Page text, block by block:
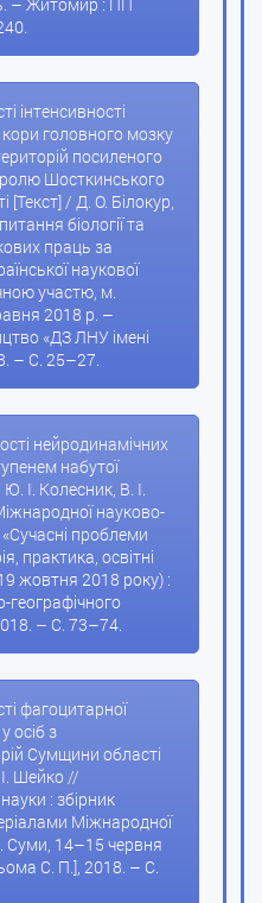
– Житомир : ПП
інтенсивності
кори головного мозку
посиленого
Шосткинського
[Текст] / Д. О. Білокур,
біології та
праць за
наукової
участю, м.
2018 р. –
«ДЗ ЛНУ імені
– С. 25–27.
нейродинамічних
набутої
І. Колесник, В. І.
науково-
проблеми
практика, освітні
жовтня 2018 року) :
географічного
– С. 73–74.
фагоцитарної
осіб з
Сумщини області
Шейко //
: збірник
Міжнародної
Суми, 14–15 червня
С. П.], 2018. – С.